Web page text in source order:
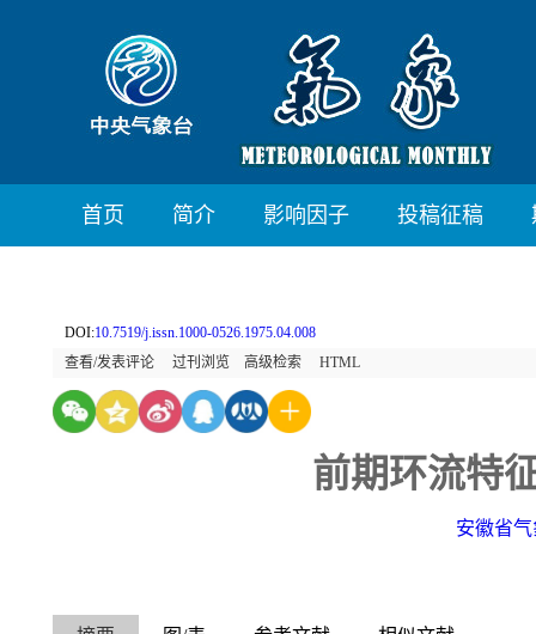
首页 简介 影响因子 投稿征稿
DOI:10.7519/j.issn.1000-0526.1975.04.008
查看/发表评论
过刊浏览 高级检索 HTML
前期环流特
安徽省